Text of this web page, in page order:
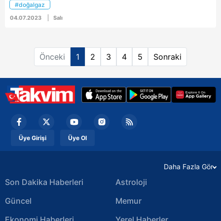
göre 1 kişi yaralandı.
#doğalgaz
04.07.2023 Salı
Önceki 1 2 3 4 5 Sonraki
Üye Girişi Üye Ol
Daha Fazla Gör
Son Dakika Haberleri
Güncel
Astroloji
Memur